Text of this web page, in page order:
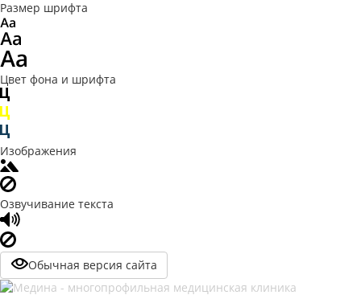
Размер шрифта
Цвет фона и шрифта
Изображения
Озвучивание текста
Обычная версия сайта